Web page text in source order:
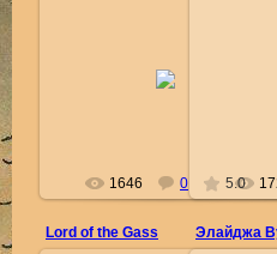
1646 0 5.0
Lord of the Gass